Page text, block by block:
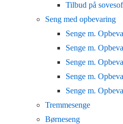
Tilbud på
Seng med opbevaring
Senge m.
Senge m.
Senge m.
Senge m.
Senge m.
Tremmesenge
Børneseng